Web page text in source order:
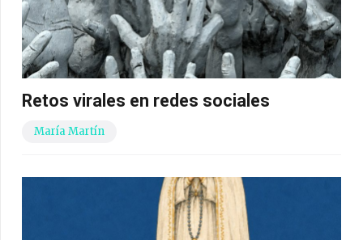
Retos virales en redes sociales
María Martín